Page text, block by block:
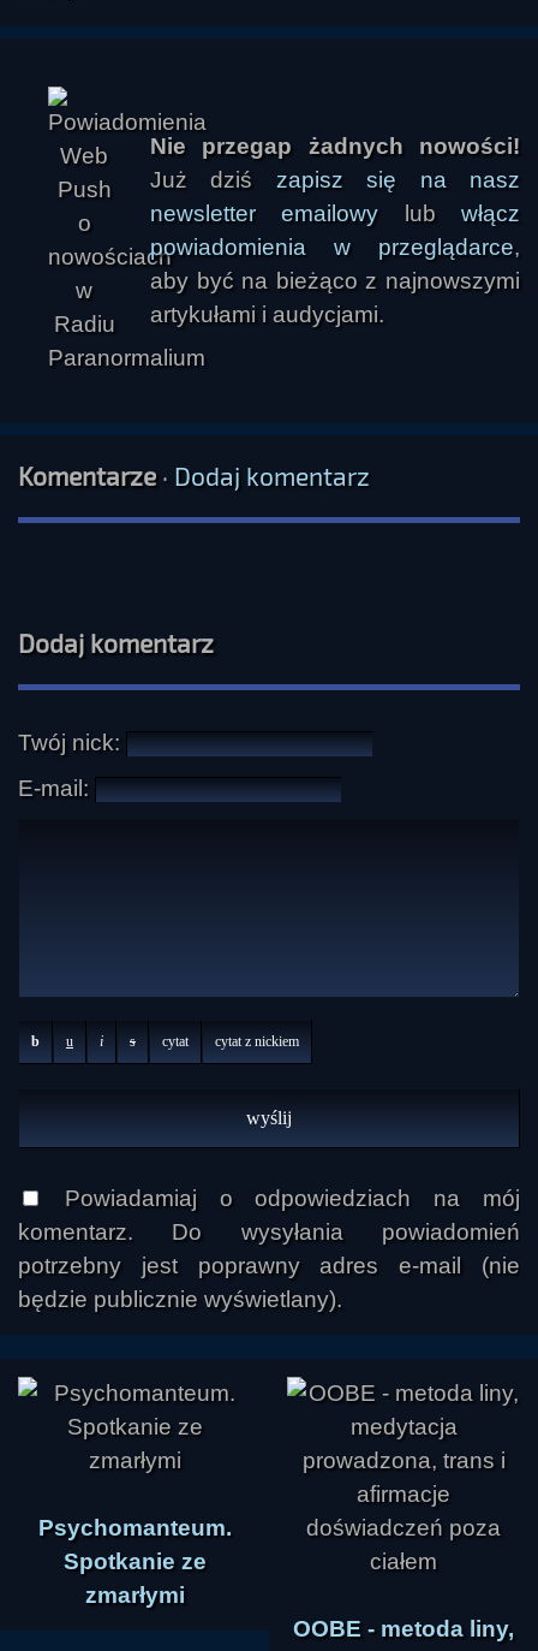
Nie przegap żadnych nowości!
Już dziś zapisz się na nasz
newsletter emailowy lubwłącz
powiadomienia w przeglądarce,
aby być na bieżąco z najnowszymi
artykułami i audycjami.
Komentarze· Dodaj komentarz
Dodaj komentarz
Twój nick:
E-mail:
b u i s cytat cytat z nickiem
Powiadamiaj o odpowiedziach na mój
komentarz. Do wysyłania powiadomień
potrzebny jest poprawny adres e-mail (nie
będzie publicznie wyświetlany).
Psychomanteum.
Spotkanie ze
zmarłymi
OOBE - metoda liny,